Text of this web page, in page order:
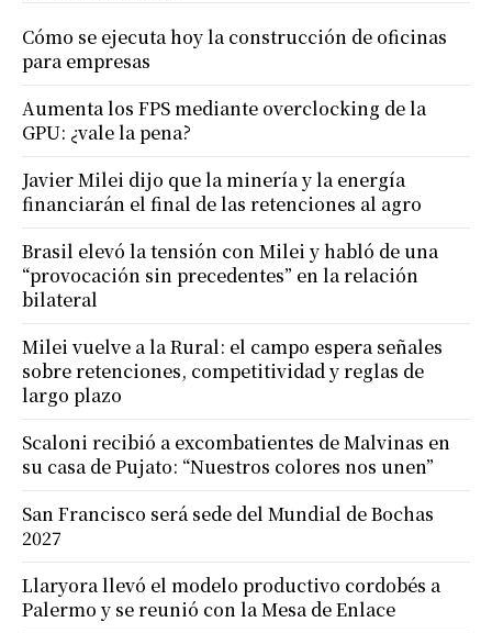
Cómo se ejecuta hoy la construcción de oficinas
para empresas
Aumenta los FPS mediante overclocking de la
GPU: ¿vale la pena?
Javier Milei dijo que la minería y la energía
financiarán el final de las retenciones al agro
Brasil elevó la tensión con Milei y habló de una
“provocación sin precedentes” en la relación
bilateral
Milei vuelve a la Rural: el campo espera señales
sobre retenciones, competitividad y reglas de
largo plazo
Scaloni recibió a excombatientes de Malvinas en
su casa de Pujato: “Nuestros colores nos unen”
San Francisco será sede del Mundial de Bochas
2027
Llaryora llevó el modelo productivo cordobés a
Palermo y se reunió con la Mesa de Enlace